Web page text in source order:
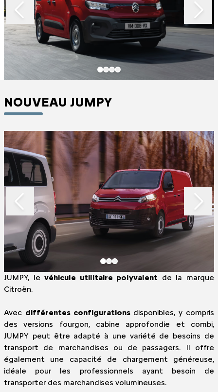
NOUVEAU JUMPY
Slide 1 of 3
JUMPY, levéhicule utilitaire polyvalent de la marque
Citroën.
Avec différentes configurationsdisponibles, y compris
des versions fourgon, cabine approfondie et combi,
JUMPY peut être adapté à une variété de besoins de
transport de marchandises ou de passagers. Il offre
également une capacité de chargement généreuse,
idéale pour les professionnels ayant besoin de
transporter des marchandises volumineuses.